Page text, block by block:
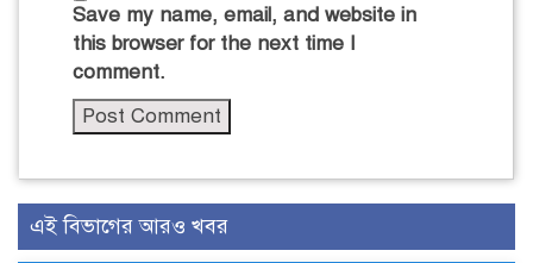
Save my name, email, and website in
this browser for the next time I
comment.
এই বিভাগের আরও খবর